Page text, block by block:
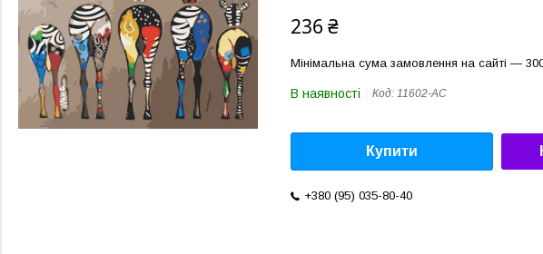
236 ₴
Мінімальна сума замовлення на сайті —
В наявності Код: 11602-AC
Купити
+380 (95) 035-80-40